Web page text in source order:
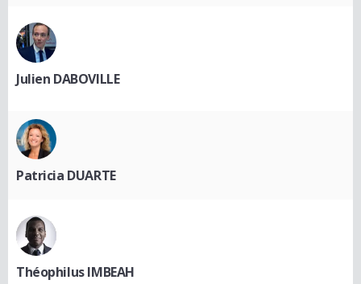
Julien DABOVILLE
Patricia DUARTE
Théophilus IMBEAH